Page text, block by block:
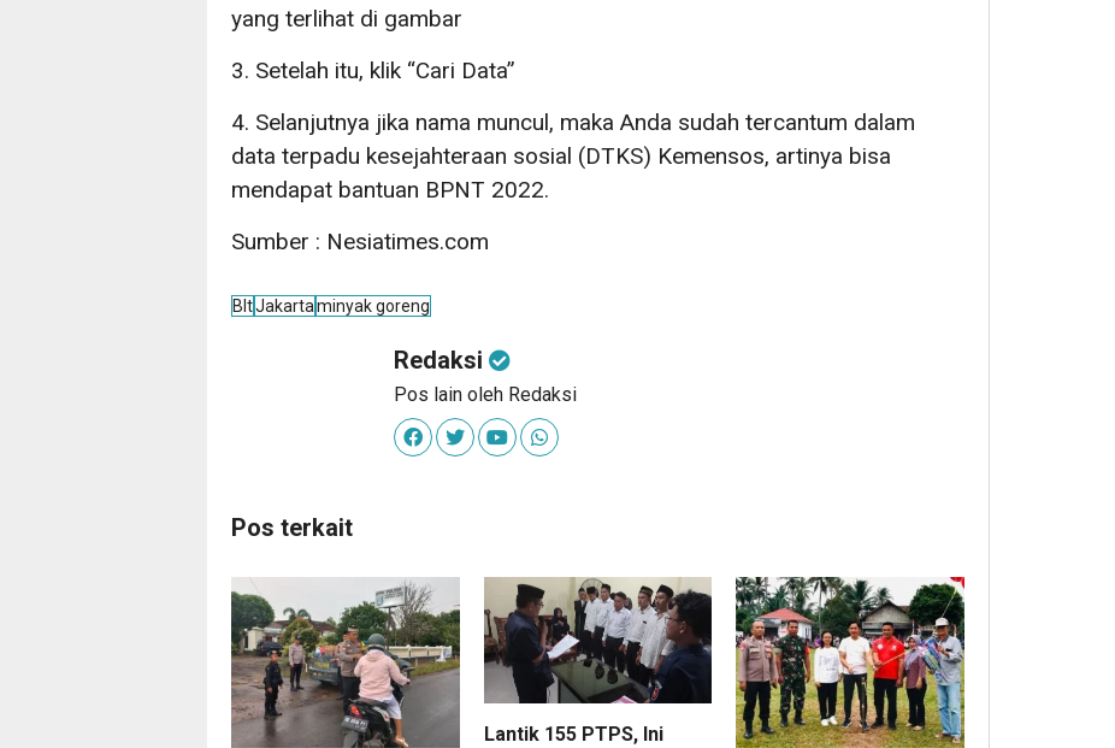
yang terlihat di gambar
3. Setelah itu, klik “Cari Data”
4. Selanjutnya jika nama muncul, maka Anda sudah tercantum dalam
data terpadu kesejahteraan sosial (DTKS) Kemensos, artinya bisa
mendapat bantuan BPNT 2022.
Sumber : Nesiatimes.com
BltJakartaminyak goreng
Redaksi
Pos lain oleh Redaksi
Pos terkait
Lantik 155 PTPS, Ini